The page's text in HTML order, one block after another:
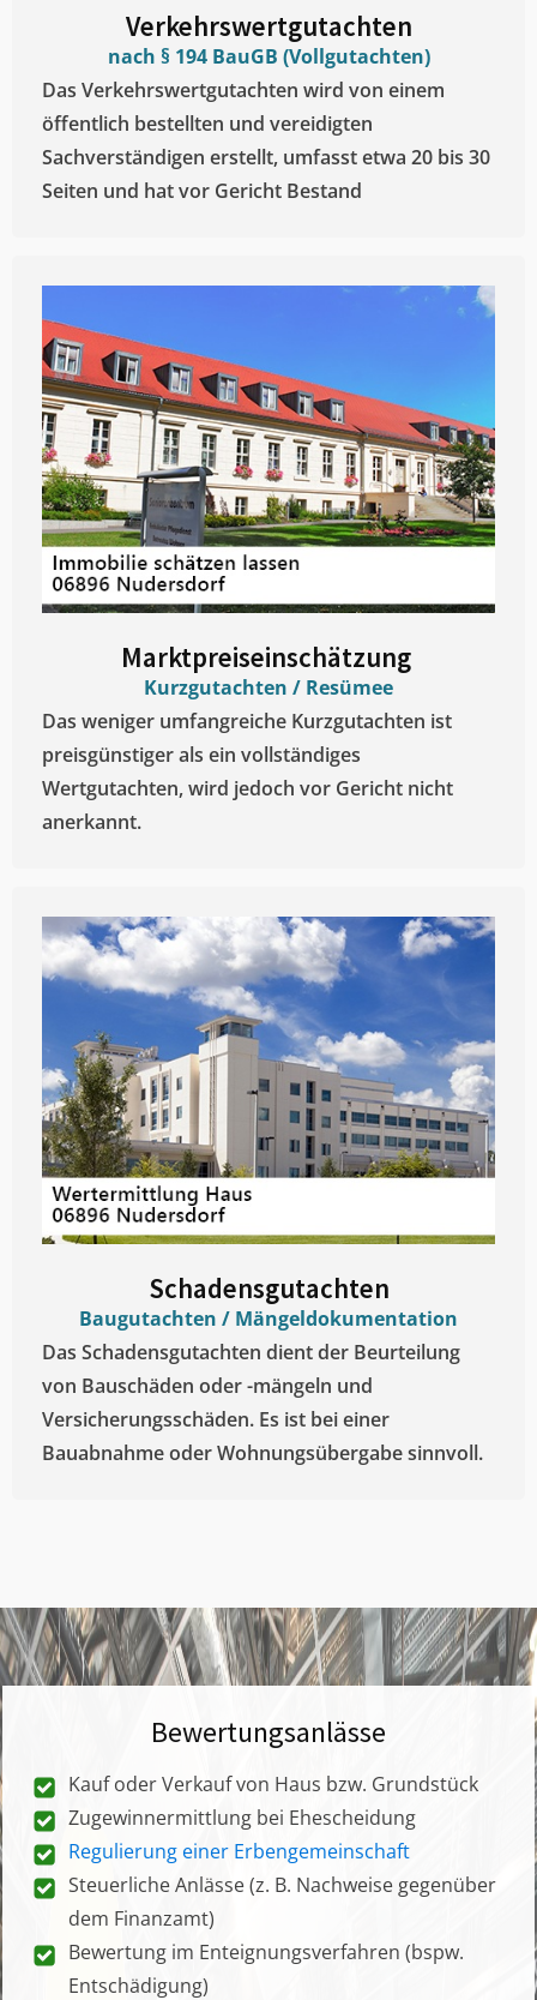
Verkehrswertgutachten
nach § 194 BauGB (Vollgutachten)
Das Verkehrswertgutachten wird von einem
öffentlich bestellten und vereidigten
Sachverständigen erstellt, umfasst etwa 20 bis 30
Seiten und hat vor Gericht Bestand
Marktpreiseinschätzung ​
Kurzgutachten / Resümee
Das weniger umfangreiche Kurzgutachten ist
preisgünstiger als ein vollständiges
Wertgutachten, wird jedoch vor Gericht nicht
anerkannt.
Schadensgutachten
Baugutachten / Mängeldokumentation
Das Schadensgutachten dient der Beurteilung
von Bauschäden oder -mängeln und
Versicherungsschäden. Es ist bei einer
Bauabnahme oder Wohnungsübergabe sinnvoll.
Bewertungsanlässe
Kauf oder Verkauf von Haus bzw. Grundstück
Zugewinnermittlung bei Ehescheidung
Regulierung einer Erbengemeinschaft
Steuerliche Anlässe (z. B. Nachweise gegenüber
dem Finanzamt)
Bewertung im Enteignungsverfahren (bspw.
Entschädigung)